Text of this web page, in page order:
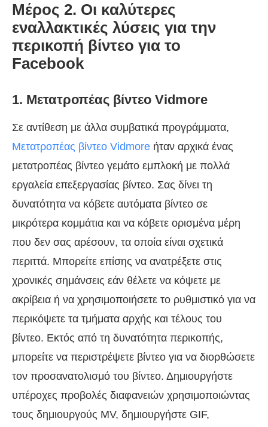
Μέρος 2. Οι καλύτερες
εναλλακτικές λύσεις για την
περικοπή βίντεο για το
Facebook
1. Μετατροπέας βίντεο Vidmore
Σε αντίθεση με άλλα συμβατικά προγράμματα,
Μετατροπέας βίντεο Vidmore ήταν αρχικά ένας
μετατροπέας βίντεο γεμάτο εμπλοκή με πολλά
εργαλεία επεξεργασίας βίντεο. Σας δίνει τη
δυνατότητα να κόβετε αυτόματα βίντεο σε
μικρότερα κομμάτια και να κόβετε ορισμένα μέρη
που δεν σας αρέσουν, τα οποία είναι σχετικά
περιττά. Μπορείτε επίσης να ανατρέξετε στις
χρονικές σημάνσεις εάν θέλετε να κόψετε με
ακρίβεια ή να χρησιμοποιήσετε το ρυθμιστικό για να
περικόψετε τα τμήματα αρχής και τέλους του
βίντεο. Εκτός από τη δυνατότητα περικοπής,
μπορείτε να περιστρέψετε βίντεο για να διορθώσετε
τον προσανατολισμό του βίντεο. Δημιουργήστε
υπέροχες προβολές διαφανειών χρησιμοποιώντας
τους δημιουργούς MV, δημιουργήστε GIF,